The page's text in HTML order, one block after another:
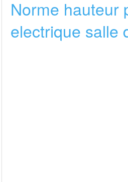
Norme hauteur
electrique salle